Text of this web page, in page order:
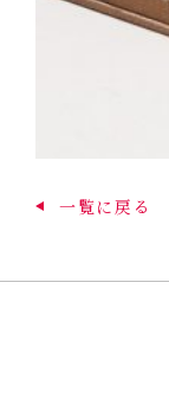
一覧に戻る